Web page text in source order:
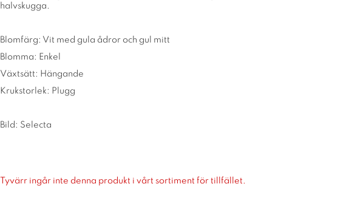
halvskugga.
Blomfärg: Vit med gula ådror och gul mitt
Blomma: Enkel
Växtsätt: Hängande
Krukstorlek: Plugg
Bild: Selecta
Tyvärr ingår inte denna produkt i vårt sortiment för tillfället.